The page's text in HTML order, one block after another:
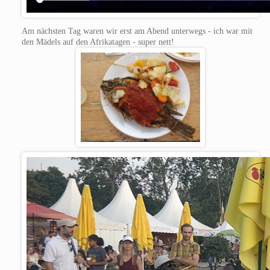
Am nächsten Tag waren wir erst am Abend unterwegs - ich war mit
den Mädels auf den Afrikatagen - super nett!